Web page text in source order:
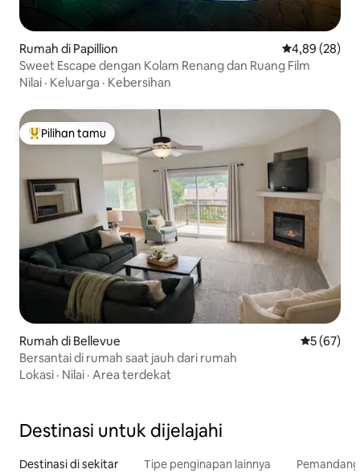
Rumah di Papillion Nilai rata-rata
4,89 (28)
Sweet Escape dengan Kolam Renang dan Ruang Film
Nilai · Keluarga · Kebersihan
Pilihan tamu terpopuler
Pilihan tamu
Rumah di Bellevue Nilai rata-
5 (67)
Bersantai di rumah saat jauh dari rumah
Lokasi · Nilai · Area terdekat
Destinasi untuk dijelajahi
Destinasi di sekitar Tipe penginapan lainnya